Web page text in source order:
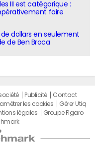
III est catégorique :
faire
de dollars en seulement
de Ben Broca
Publicité
Contact
les cookies
Gérer Utiq
légales
Groupe Figaro